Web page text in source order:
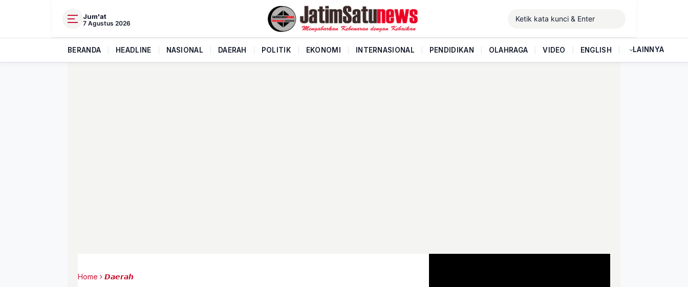
Jum'at
7 Agustus 2026
BERANDA HEADLINE NASIONAL DAERAH POLITIK EKONOMI INTERNASIONAL PENDIDIKAN OLAHRAGA VIDEO ENGLISH LAINNYA
Home 𝘿𝙖𝙚𝙧𝙖𝙝